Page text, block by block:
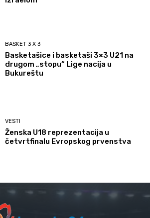
BASKET 3 X 3
Basketašice i basketaši 3×3 U21 na
drugom „stopu“ Lige nacija u
Bukureštu
VESTI
Ženska U18 reprezentacija u
četvrtfinalu Evropskog prvenstva